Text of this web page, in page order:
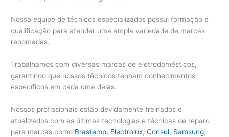
Nossa equipe de técnicos especializados possui formação e
qualificação para atender uma ampla variedade de marcas
renomadas.
Trabalhamos com diversas marcas de eletrodomésticos,
garantindo que nossos técnicos tenham conhecimentos
específicos em cada uma delas.
Nossos profissionais estão devidamente treinados e
atualizados com as últimas tecnologias e técnicas de reparo
para marcas como Brastemp, Electrolux,Consul, Samsung,